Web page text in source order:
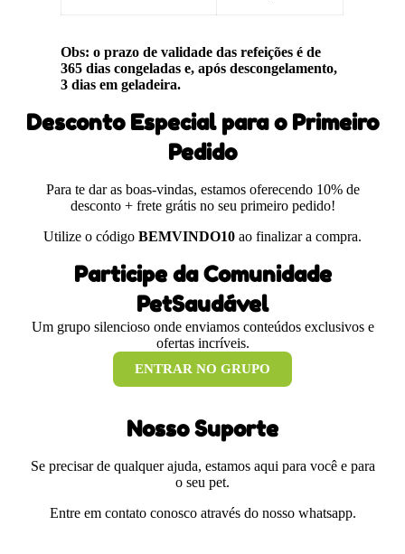
Obs: o prazo de validade das refeições é de
365 dias congeladas e, após descongelamento,
3 dias em geladeira.
Desconto Especial para o Primeiro
Pedido
Para te dar as boas-vindas, estamos oferecendo 10% de
desconto + frete grátis no seu primeiro pedido!
Utilize o código BEMVINDO10 ao finalizar a compra.
Participe da Comunidade
PetSaudável
Um grupo silencioso onde enviamos conteúdos exclusivos e
ofertas incríveis.
ENTRAR NO GRUPO
Nosso Suporte
Se precisar de qualquer ajuda, estamos aqui para você e para
o seu pet.
Entre em contato conosco através do nosso whatsapp.